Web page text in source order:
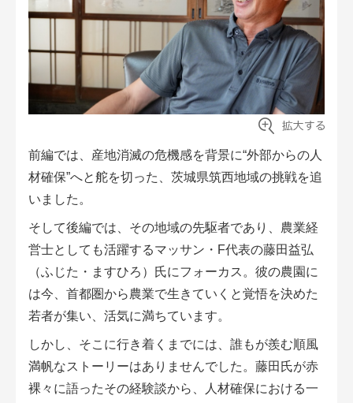
AgriweBダイレクトメッセージ
イベント・プロジェクト掲示板
経営アシストチャット
相談できる専門家一覧
コラム・事例集
農業一問一答
基礎知識
アグリウェブ経営診断
前編では、産地消滅の危機感を背景に“外部からの人
材確保”へと舵を切った、茨城県筑西地域の挑戦を追
いました。
そして後編では、その地域の先駆者であり、農業経
営士としても活躍するマッサン・F代表の藤田益弘
（ふじた・ますひろ）氏にフォーカス。彼の農園に
は今、首都圏から農業で生きていくと覚悟を決めた
若者が集い、活気に満ちています。
しかし、そこに行き着くまでには、誰もが羨む順風
満帆なストーリーはありませんでした。藤田氏が赤
裸々に語ったその経験談から、人材確保における一